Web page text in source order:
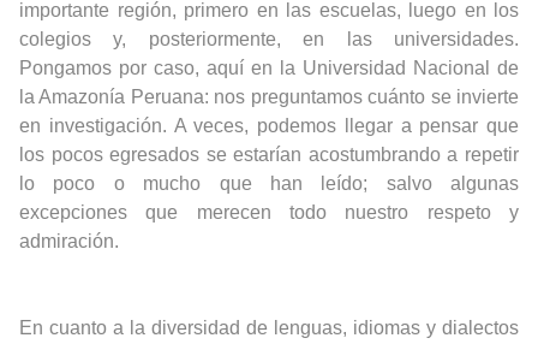
importante región, primero en las escuelas, luego en los
colegios y, posteriormente, en las universidades.
Pongamos por caso, aquí en la Universidad Nacional de
la Amazonía Peruana: nos preguntamos cuánto se invierte
en investigación. A veces, podemos llegar a pensar que
los pocos egresados se estarían acostumbrando a repetir
lo poco o mucho que han leído; salvo algunas
excepciones que merecen todo nuestro respeto y
admiración.
En cuanto a la diversidad de lenguas, idiomas y dialectos